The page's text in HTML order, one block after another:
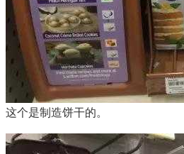
这个是制造饼干的。